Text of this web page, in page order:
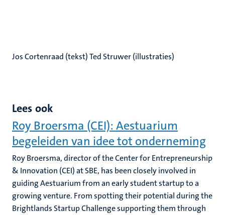
Jos Cortenraad (tekst) Ted Struwer (illustraties)
Lees ook
Roy Broersma (CEI): Aestuarium
begeleiden van idee tot onderneming
Roy Broersma, director of the Center for Entrepreneurship
& Innovation (CEI) at SBE, has been closely involved in
guiding Aestuarium from an early student startup to a
growing venture. From spotting their potential during the
Brightlands Startup Challenge supporting them through